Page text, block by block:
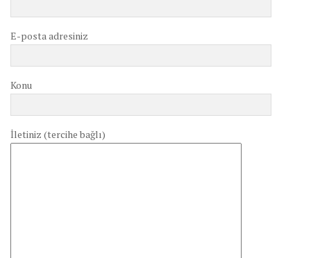
E-posta adresiniz
Konu
İletiniz (tercihe bağlı)